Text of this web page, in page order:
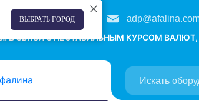
ВЫБРАТЬ ГОРОД
+7 (351) 242-00-58
В СВЯЗИ С НЕСТАБИЛЬНЫМ КУРСОМ